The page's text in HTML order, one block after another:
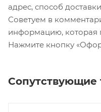
адрес, способ
Советуем в
информацию, которая
Нажмите кнопку
Сопутствующие